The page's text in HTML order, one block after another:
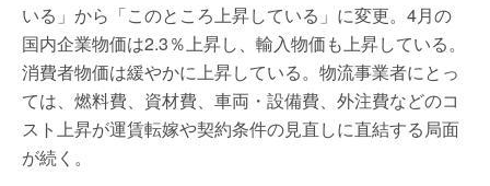
いる」から「このところ上昇している」に変更。4月の
国内企業物価は2.3％上昇し、輸入物価も上昇している。
消費者物価は緩やかに上昇している。物流事業者にとっ
ては、燃料費、資材費、車両・設備費、外注費などのコ
スト上昇が運賃転嫁や契約条件の見直しに直結する局面
が続く。